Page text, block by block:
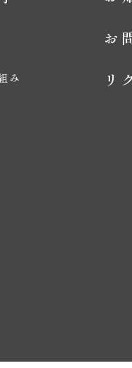
み
お
リ